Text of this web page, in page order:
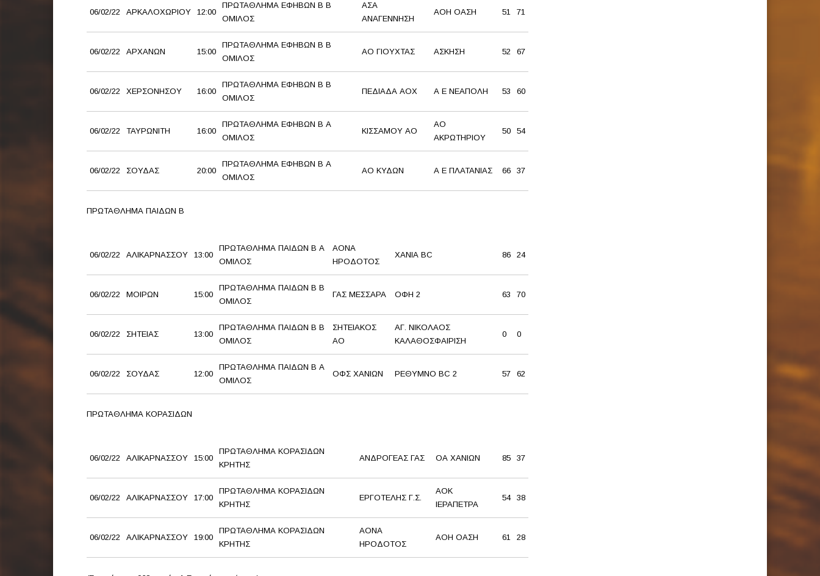
06/02/22 ΑΡΚΑΛΟΧΩΡΙΟΥ 12:00
ΠΡΩΤΑΘΛΗΜΑ ΕΦΗΒΩΝ Β Β
ΟΜΙΛΟΣ
ΑΣΑ
ΑΝΑΓΕΝΝΗΣΗ
ΑΟΗ ΟΑΣΗ 51 71
06/02/22 ΑΡΧΑΝΩΝ 15:00
ΠΡΩΤΑΘΛΗΜΑ ΕΦΗΒΩΝ Β Β
ΟΜΙΛΟΣ
ΑΟ ΓΙΟΥΧΤΑΣ ΑΣΚΗΣΗ 52 67
06/02/22 ΧΕΡΣΟΝΗΣΟΥ 16:00
ΠΡΩΤΑΘΛΗΜΑ ΕΦΗΒΩΝ Β Β
ΟΜΙΛΟΣ
ΠΕΔΙΑΔΑ ΑΟΧ Α Ε ΝΕΑΠΟΛΗ 53 60
06/02/22 ΤΑΥΡΩΝΙΤΗ 16:00
ΠΡΩΤΑΘΛΗΜΑ ΕΦΗΒΩΝ Β Α
ΟΜΙΛΟΣ
ΚΙΣΣΑΜΟΥ ΑΟ
ΑΟ
ΑΚΡΩΤΗΡΙΟΥ
50 54
06/02/22 ΣΟΥΔΑΣ 20:00
ΠΡΩΤΑΘΛΗΜΑ ΕΦΗΒΩΝ Β Α
ΟΜΙΛΟΣ
ΑΟ ΚΥΔΩΝ Α Ε ΠΛΑΤΑΝΙΑΣ 66 37
ΠΡΩΤΑΘΛΗΜΑ ΠΑΙΔΩΝ Β
06/02/22 ΑΛΙΚΑΡΝΑΣΣΟΥ 13:00
ΠΡΩΤΑΘΛΗΜΑ ΠΑΙΔΩΝ Β Α
ΟΜΙΛΟΣ
ΑΟΝΑ
ΗΡΟΔΟΤΟΣ
ΧΑΝΙΑ BC 86 24
06/02/22 ΜΟΙΡΩΝ 15:00
ΠΡΩΤΑΘΛΗΜΑ ΠΑΙΔΩΝ Β Β
ΟΜΙΛΟΣ
ΓΑΣ ΜΕΣΣΑΡΑ ΟΦΗ 2 63 70
06/02/22 ΣΗΤΕΙΑΣ 13:00
ΠΡΩΤΑΘΛΗΜΑ ΠΑΙΔΩΝ Β Β
ΟΜΙΛΟΣ
ΣΗΤΕΙΑΚΟΣ
ΑΟ
ΑΓ. ΝΙΚΟΛΑΟΣ
ΚΑΛΑΘΟΣΦΑΙΡΙΣΗ
0 0
06/02/22 ΣΟΥΔΑΣ 12:00
ΠΡΩΤΑΘΛΗΜΑ ΠΑΙΔΩΝ Β Α
ΟΜΙΛΟΣ
ΟΦΣ ΧΑΝΙΩΝ ΡΕΘΥΜΝΟ BC 2 57 62
ΠΡΩΤΑΘΛΗΜΑ ΚΟΡΑΣΙΔΩΝ
06/02/22 ΑΛΙΚΑΡΝΑΣΣΟΥ 15:00
ΠΡΩΤΑΘΛΗΜΑ ΚΟΡΑΣΙΔΩΝ
ΚΡΗΤΗΣ
ΑΝΔΡΟΓΕΑΣ ΓΑΣ ΟΑ ΧΑΝΙΩΝ 85 37
06/02/22 ΑΛΙΚΑΡΝΑΣΣΟΥ 17:00
ΠΡΩΤΑΘΛΗΜΑ ΚΟΡΑΣΙΔΩΝ
ΚΡΗΤΗΣ
ΕΡΓΟΤΕΛΗΣ Γ.Σ.
ΑΟΚ
ΙΕΡΑΠΕΤΡΑ
54 38
06/02/22 ΑΛΙΚΑΡΝΑΣΣΟΥ 19:00
ΠΡΩΤΑΘΛΗΜΑ ΚΟΡΑΣΙΔΩΝ
ΚΡΗΤΗΣ
ΑΟΝΑ
ΗΡΟΔΟΤΟΣ
ΑΟΗ ΟΑΣΗ 61 28